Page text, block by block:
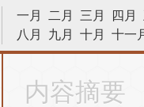
一月 二月 三月 四月
八月
九月 十月 十一
内容摘要